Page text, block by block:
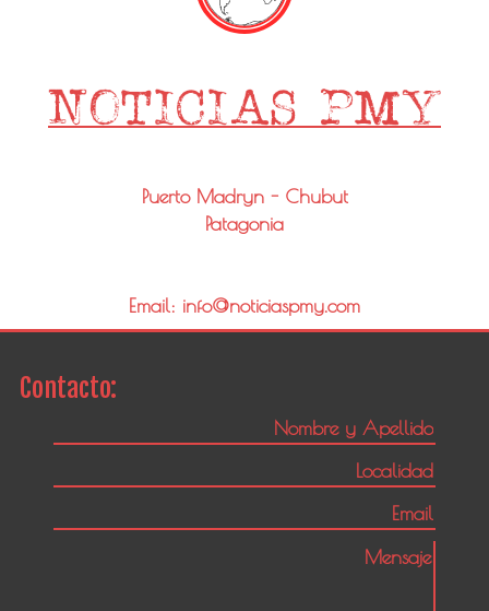
Puerto Madryn - Chubut
Patagonia
Email: info@noticiaspmy.com
Contacto: